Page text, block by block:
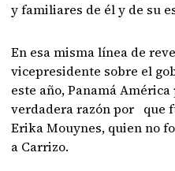
y familiares de él y de su
En esa misma línea de
vicepresidente sobre el
este año, Panamá
verdadera razón por que
Erika Mouynes, quien no
a Carrizo.